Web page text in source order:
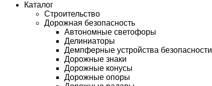
Каталог
Строительство
Дорожная безопасность
Автономные светофоры
Делиниаторы
Демпферные устройства безопасности
Дорожные знаки
Дорожные конусы
Дорожные опоры